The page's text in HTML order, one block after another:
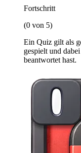
Fortschritt
(0 von 5)
Ein Quiz gilt als
gespielt und
beantwortet hast.